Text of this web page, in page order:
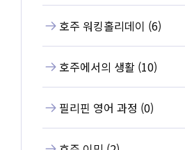
호주 워킹홀리데이 (6)
호주에서의 생활 (10)
필리핀 영어 과정 (0)